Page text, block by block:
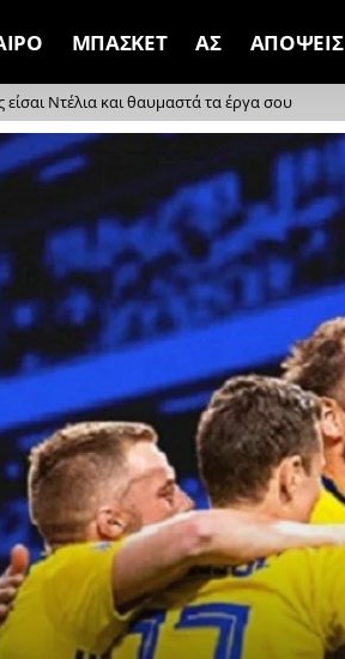
ΜΠΑΣΚΕΤ ΑΣ ΑΠΟΨΕΙΣ
είσαι Ντέλια και θαυμαστά τα έργα σου